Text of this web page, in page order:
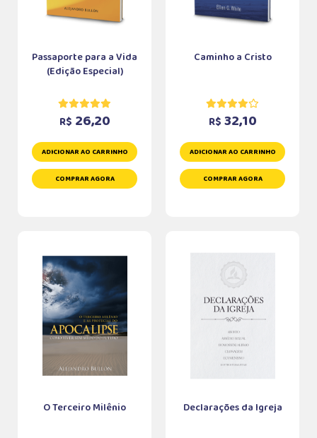
Passaporte para a Vida
(Edição Especial)
R$ 26,20
ADICIONAR AO CARRINHO
COMPRAR AGORA
Caminho a Cristo
R$ 32,10
ADICIONAR AO CARRINHO
COMPRAR AGORA
O Terceiro Milênio Declarações da Igreja